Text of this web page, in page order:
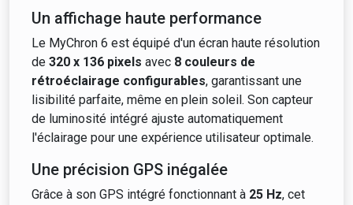
Un affichage haute performance
Le MyChron 6 est équipé d'un écran haute résolution
de 320 x 136 pixels avec 8 couleurs de
rétroéclairage configurables, garantissant une
lisibilité parfaite, même en plein soleil. Son capteur
de luminosité intégré ajuste automatiquement
l'éclairage pour une expérience utilisateur optimale.
Une précision GPS inégalée
Grâce à son GPS intégré fonctionnant à 25 Hz, cet